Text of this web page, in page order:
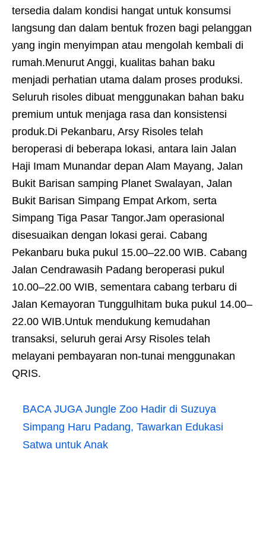
tersedia dalam kondisi hangat untuk konsumsi
langsung dan dalam bentuk frozen bagi pelanggan
yang ingin menyimpan atau mengolah kembali di
rumah.Menurut Anggi, kualitas bahan baku
menjadi perhatian utama dalam proses produksi.
Seluruh risoles dibuat menggunakan bahan baku
premium untuk menjaga rasa dan konsistensi
produk.Di Pekanbaru, Arsy Risoles telah
beroperasi di beberapa lokasi, antara lain Jalan
Haji Imam Munandar depan Alam Mayang, Jalan
Bukit Barisan samping Planet Swalayan, Jalan
Bukit Barisan Simpang Empat Arkom, serta
Simpang Tiga Pasar Tangor.Jam operasional
disesuaikan dengan lokasi gerai. Cabang
Pekanbaru buka pukul 15.00–22.00 WIB. Cabang
Jalan Cendrawasih Padang beroperasi pukul
10.00–22.00 WIB, sementara cabang terbaru di
Jalan Kemayoran Tunggulhitam buka pukul 14.00–
22.00 WIB.Untuk mendukung kemudahan
transaksi, seluruh gerai Arsy Risoles telah
melayani pembayaran non-tunai menggunakan
QRIS.
BACA JUGA Jungle Zoo Hadir di Suzuya
Simpang Haru Padang, Tawarkan Edukasi
Satwa untuk Anak